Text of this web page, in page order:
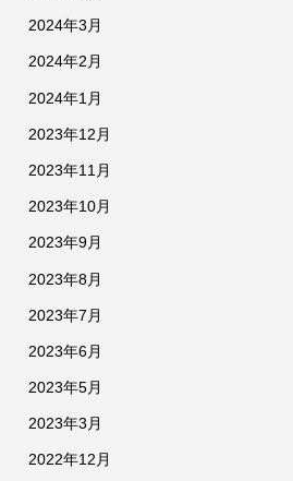
2024年3月
2024年2月
2024年1月
2023年12月
2023年11月
2023年10月
2023年9月
2023年8月
2023年7月
2023年6月
2023年5月
2023年3月
2022年12月